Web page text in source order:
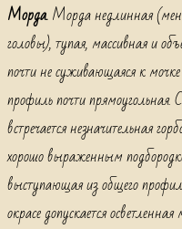
Морда.Морда недлинная
головы), тупая, массивная и
почти не суживающаяся к мочке
профиль почти
встречается незначительная
хорошо выраженным
выступающая из общего
окрасе допускается